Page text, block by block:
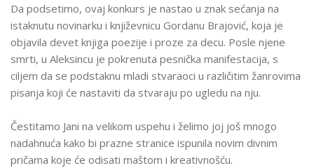
Da podsetimo, ovaj konkurs je nastao u znak sećanja na
istaknutu novinarku i književnicu Gordanu Brajović, koja je
objavila devet knjiga poezije i proze za decu. Posle njene
smrti, u Aleksincu je pokrenuta pesnička manifestacija, s
ciljem da se podstaknu mladi stvaraoci u različitim žanrovima
pisanja koji će nastaviti da stvaraju po ugledu na nju.
Čestitamo Jani na velikom uspehu i želimo joj još mnogo
nadahnuća kako bi prazne stranice ispunila novim divnim
pričama koje će odisati maštom i kreativnošću.